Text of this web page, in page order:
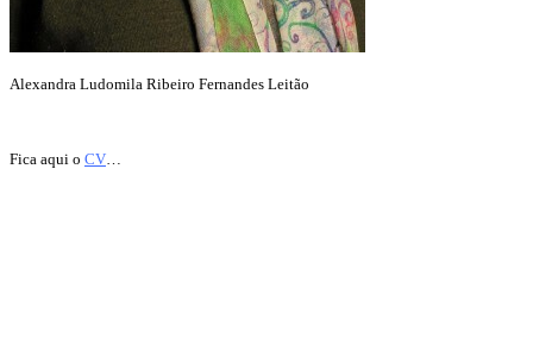
Alexandra Ludomila Ribeiro Fernandes Leitão
Fica aqui o CV